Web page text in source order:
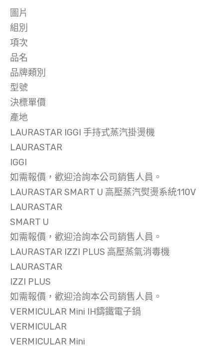
圖片
組別
項次
品名
品牌類別
型號
決標單價
產地
LAURASTAR IGGI 手持式蒸汽掛燙機
LAURASTAR
IGGI
如需報價，歡迎洽詢本公司銷售人員。
LAURASTAR SMART U 高壓蒸汽熨燙系統110V
LAURASTAR
SMART U
如需報價，歡迎洽詢本公司銷售人員。
LAURASTAR IZZI PLUS 高壓蒸氣消毒機
LAURASTAR
IZZI PLUS
如需報價，歡迎洽詢本公司銷售人員。
VERMICULAR Mini IH鑄鐵電子鍋
VERMICULAR
VERMICULAR Mini